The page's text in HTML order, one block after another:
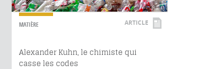
MATIÈRE ARTICLE
Alexander Kuhn, le chimiste qui
casse les codes